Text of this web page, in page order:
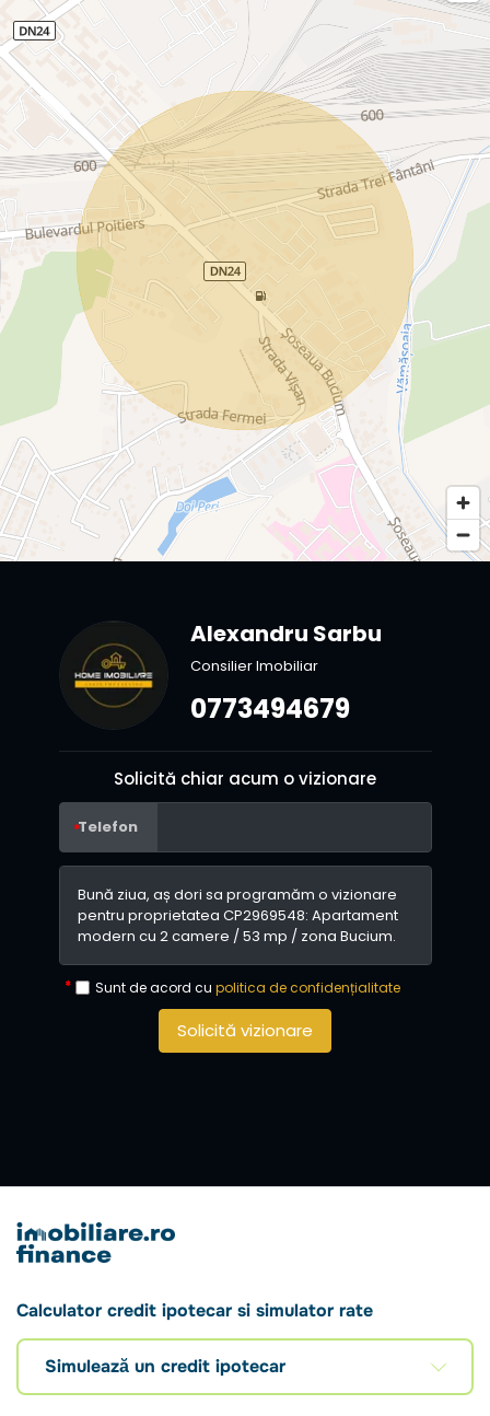
Alexandru Sarbu
Consilier Imobiliar
0773494679
Solicită chiar acum o vizionare
Telefon
Sunt de acord cu politica de confidențialitate
Solicită vizionare